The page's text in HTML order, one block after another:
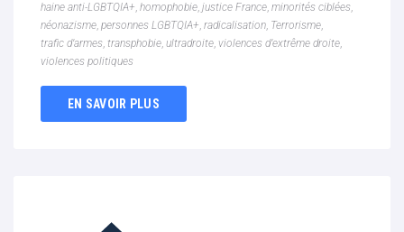
haine anti-LGBTQIA+, homophobie, justice France, minorités ciblées,
néonazisme, personnes LGBTQIA+, radicalisation, Terrorisme,
trafic d’armes, transphobie, ultradroite, violences d’extrême droite,
violences politiques
EN SAVOIR PLUS